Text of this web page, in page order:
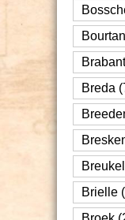
Breda
Brielle